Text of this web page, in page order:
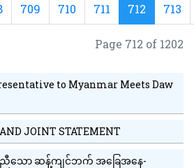
709 710 711 712 713
Page 712 of 1202
to Myanmar Meets Daw
JOINT STATEMENT
ညီသော ဆန့်ကျင်ဘက် အခြေအနေ-